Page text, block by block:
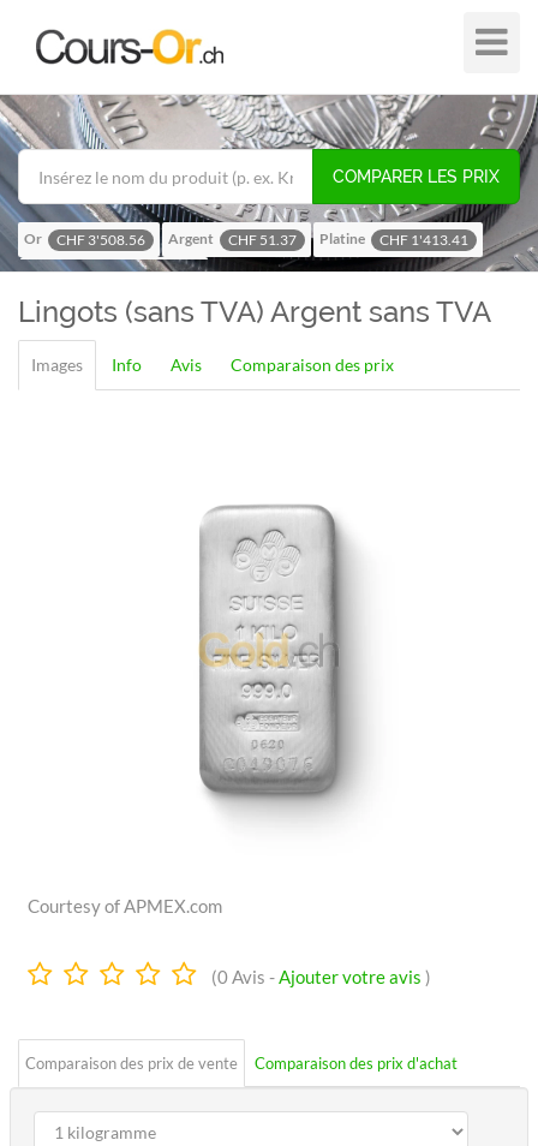
Plier
/
hors
de
COMPARER LES PRIX
Or CHF 3'508.56 Argent CHF 51.37 Platine
CHF 1'413.41
Palladium
CHF 1'116.58
Lingots (sans TVA) Argent sans TVA
Images Info Avis Comparaison des prix
Courtesy of APMEX.com
0.0
(0Avis -Ajouter votre avis )
Comparaison des prix de vente Comparaison des prix d'achat